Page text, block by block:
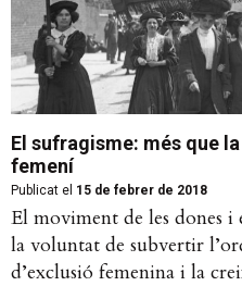
El sufragisme: més que
femení
Publicat el 15 de febrer de 2018
El moviment de les dones
la voluntat de subvertir
d’exclusió femenina i la